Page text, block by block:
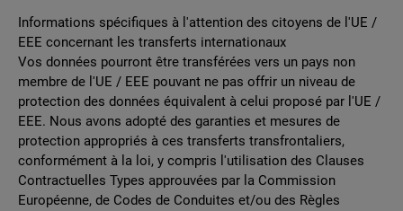
Informations spécifiques à l'attention des citoyens de l'UE /
EEE concernant les transferts internationaux
Vos données pourront être transférées vers un pays non
membre de l'UE / EEE pouvant ne pas offrir un niveau de
protection des données équivalent à celui proposé par l'UE /
EEE. Nous avons adopté des garanties et mesures de
protection appropriés à ces transferts transfrontaliers,
conformément à la loi, y compris l'utilisation des Clauses
Contractuelles Types approuvées par la Commission
Européenne, de Codes de Conduites et/ou des Règles